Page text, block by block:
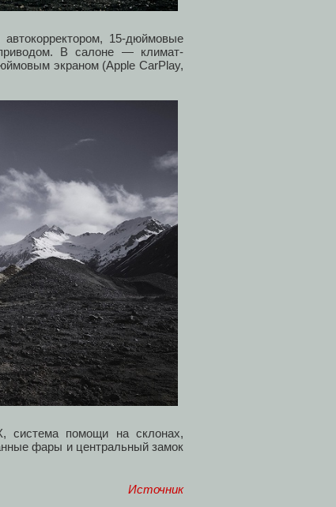
15-дюймовые
В салоне — климат-
экраном (Apple CarPlay,
система помощи на склонах,
фары и центральный замок
Источник